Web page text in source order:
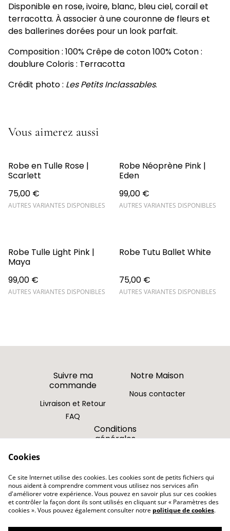
Disponible en rose, ivoire, blanc, bleu ciel, corail et
terracotta. À associer à une couronne de fleurs et
des ballerines dorées pour un look parfait.
Composition : 100% Crêpe de coton 100% Coton :
doublure Coloris : Terracotta
Crédit photo : Les Petits Inclassables.
Vous aimerez aussi
Robe en Tulle Rose |
Scarlett
75,00 €
AUTRES VARIANTES DISPONIBLES
Robe Néoprène Pink |
Eden
99,00 €
AUTRES VARIANTES DISPONIBLES
Robe Tulle Light Pink |
Maya
99,00 €
AUTRES VARIANTES DISPONIBLES
Robe Tutu Ballet White
75,00 €
AUTRES VARIANTES DISPONIBLES
Suivre ma
commande
Livraison et Retour
FAQ
Notre Maison
Nous contacter
Conditions
générales
Politique de cookies
Cookies
Ce site Internet utilise des cookies. Les cookies sont de petits fichiers qui
nous aident à comprendre comment vous utilisez nos services afin
d'améliorer votre expérience. Vous pouvez en savoir plus sur ces cookies
et contrôler la façon dont ils sont utilisés en cliquant sur « Paramètres des
cookies ». Vous pouvez également consulter notre politique de cookies.